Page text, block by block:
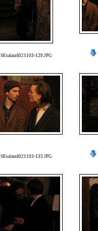
SEsalaud021103-129.JPG
SEsalaud021103-133.JPG